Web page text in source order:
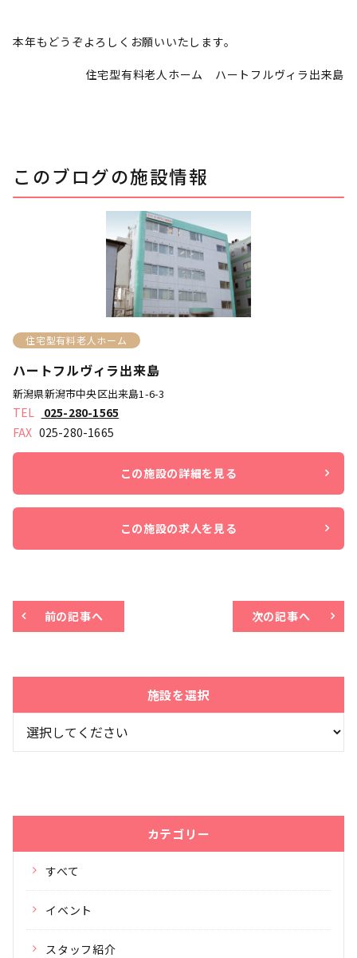
本年もどうぞよろしくお願いいたします。
住宅型有料老人ホーム ハートフルヴィラ出来島
このブログの施設情報
住宅型有料老人ホーム
ハートフルヴィラ出来島
新潟県新潟市中央区出来島1-6-3
025-280-1565
025-280-1665
この施設の詳細を見る
この施設の求人を見る
前の記事へ 次の記事へ
施設を選択
カテゴリー
すべて
イベント
スタッフ紹介